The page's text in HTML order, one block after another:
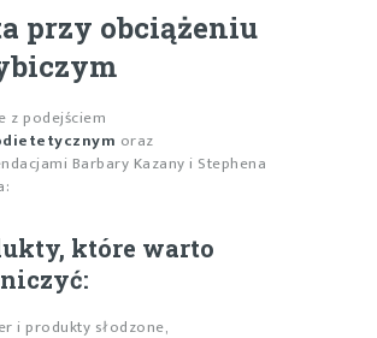
przy obciążeniu
z podejściem
oraz
Barbary Kazany i Stephena
które warto
i produkty słodzone,